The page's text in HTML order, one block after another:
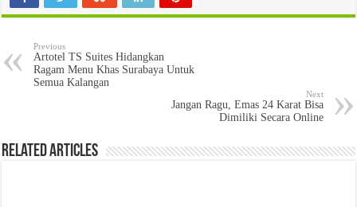
Previous
Artotel TS Suites Hidangkan
Ragam Menu Khas Surabaya Untuk
Semua Kalangan
Next
Jangan Ragu, Emas 24 Karat Bisa
Dimiliki Secara Online
Related Articles